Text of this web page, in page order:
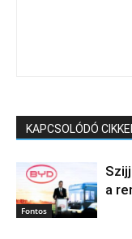
KAPCSOLÓDÓ
Fontos
a